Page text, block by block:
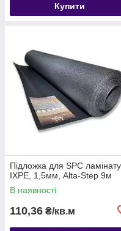
Купити
Підложка для SPC ламінату,
IXPE, 1,5мм, Alta-Step 9м
В наявності
110,36 ₴/кв.м